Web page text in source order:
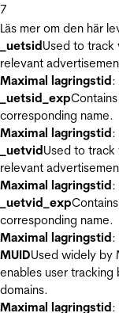
7
Läs mer om den här
_uetsidUsed to track
relevant
Maximal lagringstid:
_uetsid_exp
corresponding name.
Maximal lagringstid:
_uetvidUsed to
relevant
Maximal lagringstid:
_uetvid_exp
corresponding name.
Maximal lagringstid:
MUIDUsed widely by
enables user tracking
domains.
Maximal lagringstid: